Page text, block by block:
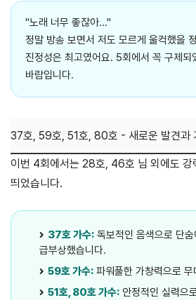
"노래 너무 좋잖아..."
정말 방송 보면서 저도 모르게 울컥했을
진정성은 최고였어요. 5회에서 꼭 구제되
바람입니다.
37호, 59호, 51호, 80호 - 새로운 발견과
이번 4회에서는 28호, 46호 님 외에도 강
띄었습니다.
37호 가수: 독보적인 음색으로 단
급부상했습니다.
59호 가수: 파워풀한 가창력으로
51호, 80호 가수: 안정적인 실력으